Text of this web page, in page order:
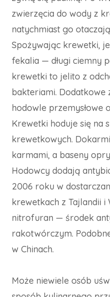
zwierzęcia do wody z
natychmiast go
Spożywając krewetki,
fekalia — długi ciemny
krewetki to jelito z
bakteriami. Dodatkowe
hodowle przemysłowe
Krewetki hoduje się na
krewetkowych.
karmami, a baseny
Hodowcy dodają
2006 roku w
krewetkach z Tajlandii
nitrofuran — środek
rakotwórczym.
w Chinach.
Może niewiele osób